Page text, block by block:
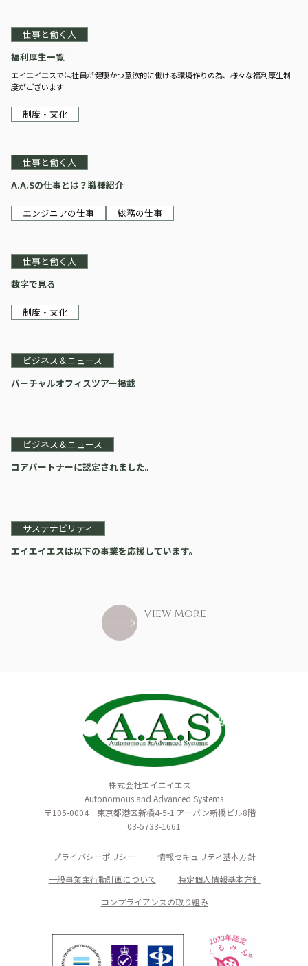
仕事と働く人
福利厚生一覧
エイエイエスでは社員が健康かつ意欲的に働ける環境作りの為、様々な福利厚生制
度がございます
制度・文化
仕事と働く人
A.A.Sの仕事とは？職種紹介
エンジニアの仕事 総務の仕事
仕事と働く人
数字で見る
制度・文化
ビジネス＆ニュース
バーチャルオフィスツアー掲載
ビジネス＆ニュース
コアパートナーに認定されました。
サステナビリティ
エイエイエスは以下の事業を応援しています。
View More
株式会社エイエイエス
Autonomous and Advanced Systems
〒105-0004 東京都港区新橋4-5-1 アーバン新橋ビル8階
03-5733-1661
プライバシーポリシー
情報セキュリティ基本方針
一般事業主行動計画について
特定個人情報基本方針
コンプライアンスの取り組み